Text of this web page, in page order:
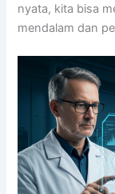
nyata, kita bisa
mendalam dan